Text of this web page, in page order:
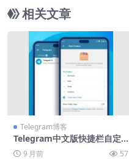
相关文章
Telegram博客
Telegram中文版快捷栏自定
义图标
9 月前 57